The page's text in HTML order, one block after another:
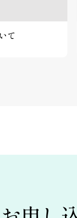
て